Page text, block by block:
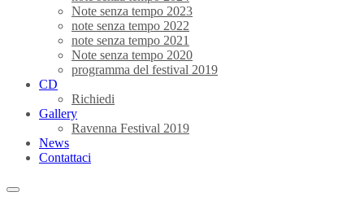
Note senza tempo 2023
note senza tempo 2022
note senza tempo 2021
Note senza tempo 2020
programma del festival 2019
CD
Richiedi
Gallery
Ravenna Festival 2019
News
Contattaci